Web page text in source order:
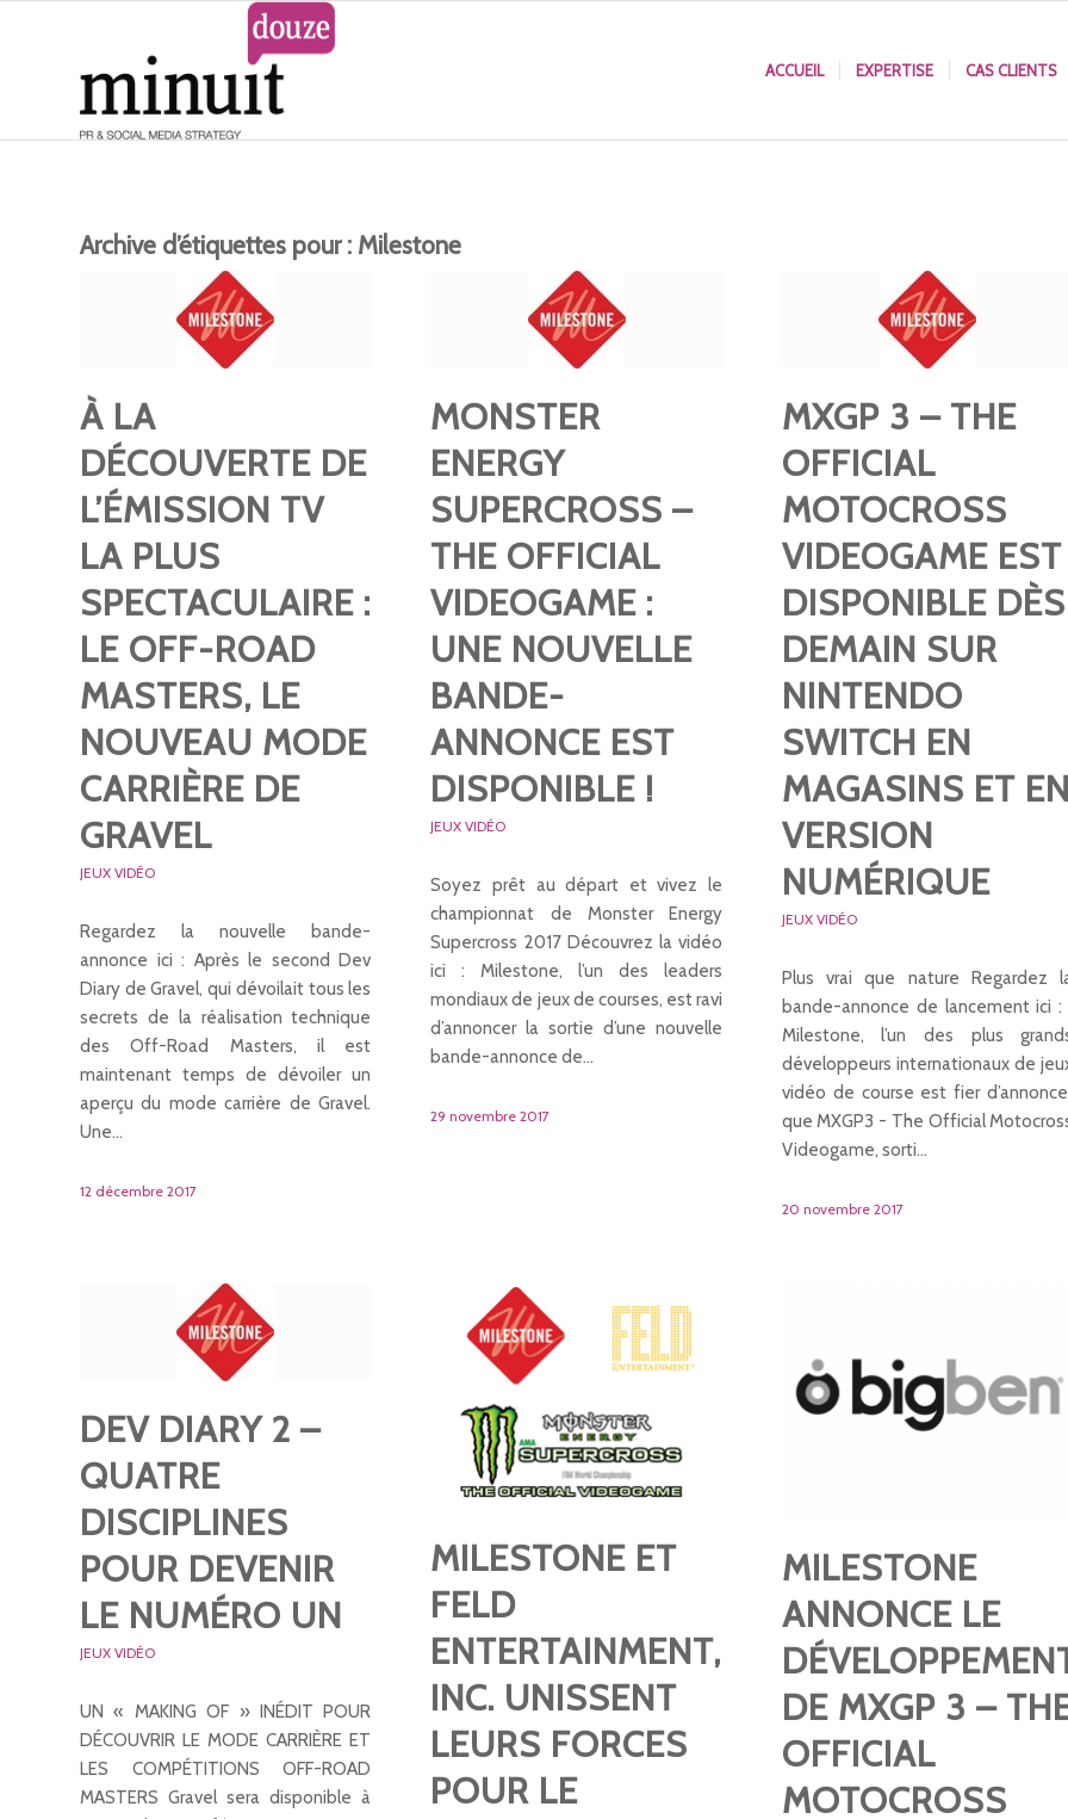
ACCUEIL EXPERTISE CAS CLIENTS
Archive d’étiquettes pour : Milestone
À LA
DÉCOUVERTE DE
L’ÉMISSION TV
LA PLUS
SPECTACULAIRE :
LE OFF-ROAD
MASTERS, LE
NOUVEAU MODE
CARRIÈRE DE
GRAVEL
JEUX VIDÉO
Regardez la nouvelle bande-
annonce ici : Après le second Dev
Diary de Gravel, qui dévoilait tous les
secrets de la réalisation technique
des Off-Road Masters, il est
maintenant temps de dévoiler un
aperçu du mode carrière de Gravel.
Une…
12 décembre 2017
MONSTER
ENERGY
SUPERCROSS –
THE OFFICIAL
VIDEOGAME :
UNE NOUVELLE
BANDE-
ANNONCE EST
DISPONIBLE !
JEUX VIDÉO
Soyez prêt au départ et vivez le
championnat de Monster Energy
Supercross 2017 Découvrez la vidéo
ici : Milestone, l’un des leaders
mondiaux de jeux de courses, est ravi
d’annoncer la sortie d’une nouvelle
bande-annonce de…
29 novembre 2017
MXGP 3 – THE
OFFICIAL
MOTOCROSS
VIDEOGAME EST
DISPONIBLE DÈS
DEMAIN SUR
NINTENDO
SWITCH EN
MAGASINS ET
VERSION
NUMÉRIQUE
JEUX VIDÉO
Plus vrai que nature Regardez
bande-annonce de lancement ici
Milestone, l’un des plus
développeurs internationaux de
vidéo de course est fier
que MXGP3 - The Official
Videogame, sorti…
20 novembre 2017
DEV DIARY 2 –
QUATRE
DISCIPLINES
POUR DEVENIR
LE NUMÉRO UN
JEUX VIDÉO
UN « MAKING OF » INÉDIT POUR
DÉCOUVRIR LE MODE CARRIÈRE ET
LES COMPÉTITIONS OFF-ROAD
MASTERS Gravel sera disponible à
MILESTONE ET
FELD
ENTERTAINMENT,
INC. UNISSENT
LEURS FORCES
POUR LE
MILESTONE
ANNONCE LE
DE MXGP 3 –
OFFICIAL
MOTOCROSS